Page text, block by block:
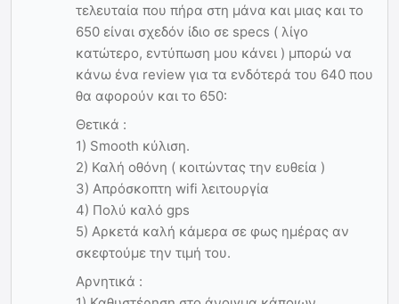
τελευταία που πήρα στη μάνα και μιας και το
650 είναι σχεδόν ίδιο σε specs ( λίγο
κατώτερο, εντύπωση μου κάνει ) μπορώ να
κάνω ένα review για τα ενδότερά του 640 που
θα αφορούν και το 650:
Θετικά :
1) Smooth κύλιση.
2) Καλή οθόνη ( κοιτώντας την ευθεία )
3) Απρόσκοπτη wifi λειτουργία
4) Πολύ καλό gps
5) Αρκετά καλή κάμερα σε φως ημέρας αν
σκεφτούμε την τιμή του.
Αρνητικά :